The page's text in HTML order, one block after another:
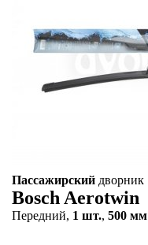
Пассажирский дворник
Bosch Aerotwin
Передний, 1 шт., 500 мм